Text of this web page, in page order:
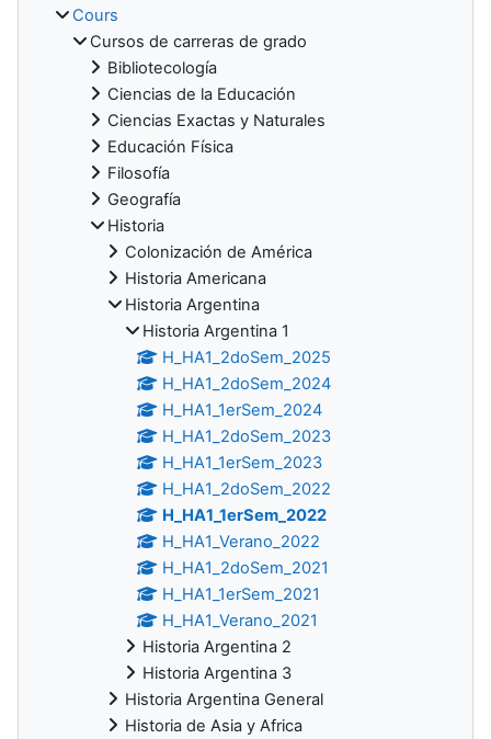
Cours
Cursos de carreras de grado
Bibliotecología
Ciencias de la Educación
Ciencias Exactas y Naturales
Educación Física
Filosofía
Geografía
Historia
Colonización de América
Historia Americana
Historia Argentina
Historia Argentina 1
H_HA1_2doSem_2025
H_HA1_2doSem_2024
H_HA1_1erSem_2024
H_HA1_2doSem_2023
H_HA1_1erSem_2023
H_HA1_2doSem_2022
H_HA1_1erSem_2022
H_HA1_Verano_2022
H_HA1_2doSem_2021
H_HA1_1erSem_2021
H_HA1_Verano_2021
Historia Argentina 2
Historia Argentina 3
Historia Argentina General
Historia de Asia y Africa